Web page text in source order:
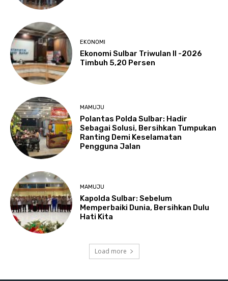
EKONOMI
Ekonomi Sulbar Triwulan II -2026
Timbuh 5,20 Persen
MAMUJU
Polantas Polda Sulbar: Hadir
Sebagai Solusi, Bersihkan Tumpukan
Ranting Demi Keselamatan
Pengguna Jalan
MAMUJU
Kapolda Sulbar: Sebelum
Memperbaiki Dunia, Bersihkan Dulu
Hati Kita
Load more